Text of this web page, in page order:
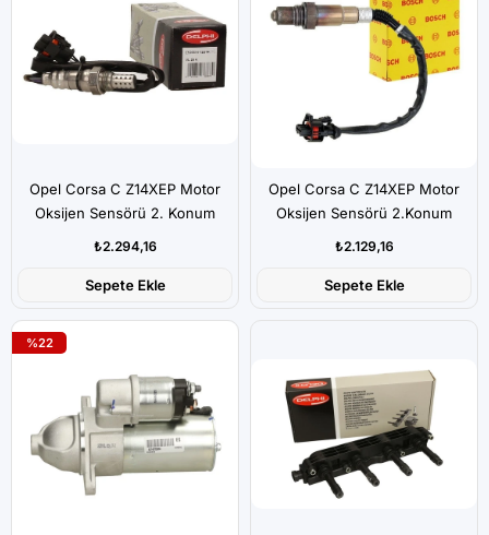
Opel Corsa C Z14XEP Motor
Oksijen Sensörü 2. Konum
₺2.294,16
Sepete Ekle
Opel Corsa C Z14XEP Motor
Oksijen Sensörü 2.Konum
₺2.129,16
Sepete Ekle
%22